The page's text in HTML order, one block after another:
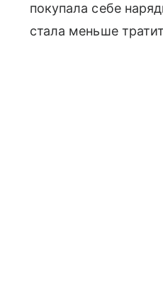
покупала себе
стала меньше